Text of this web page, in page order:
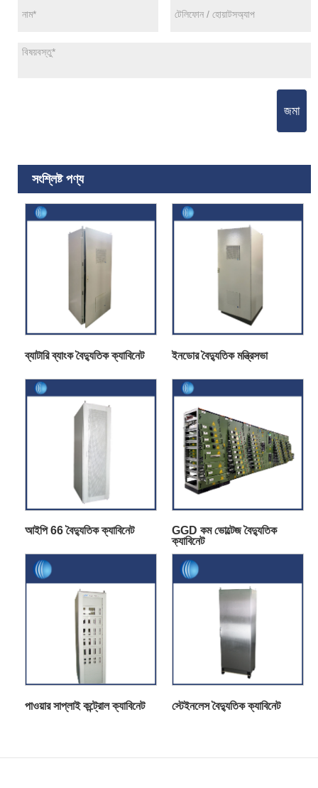
জমা
সংশ্লিষ্ট পণ্য
ব্যাটারি ব্যাংক বৈদ্যুতিক ক্যাবিনেট ইনডোর বৈদ্যুতিক মন্ত্রিসভা
আইপি 66 বৈদ্যুতিক ক্যাবিনেট
GGD কম ভোল্টেজ বৈদ্যুতিক
ক্যাবিনেট
পাওয়ার সাপ্লাই কন্ট্রোল ক্যাবিনেট স্টেইনলেস বৈদ্যুতিক ক্যাবিনেট